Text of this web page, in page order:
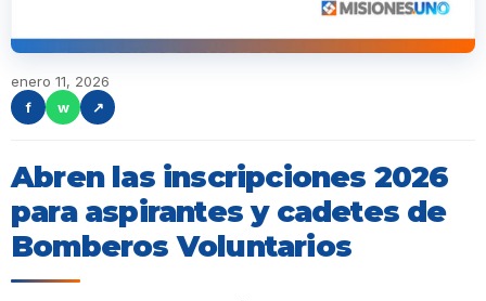
enero 11, 2026
f
w ↗
Abren las inscripciones 2026
para aspirantes y cadetes de
Bomberos Voluntarios